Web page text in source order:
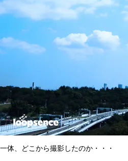
一体、どこから撮影したのか・・・